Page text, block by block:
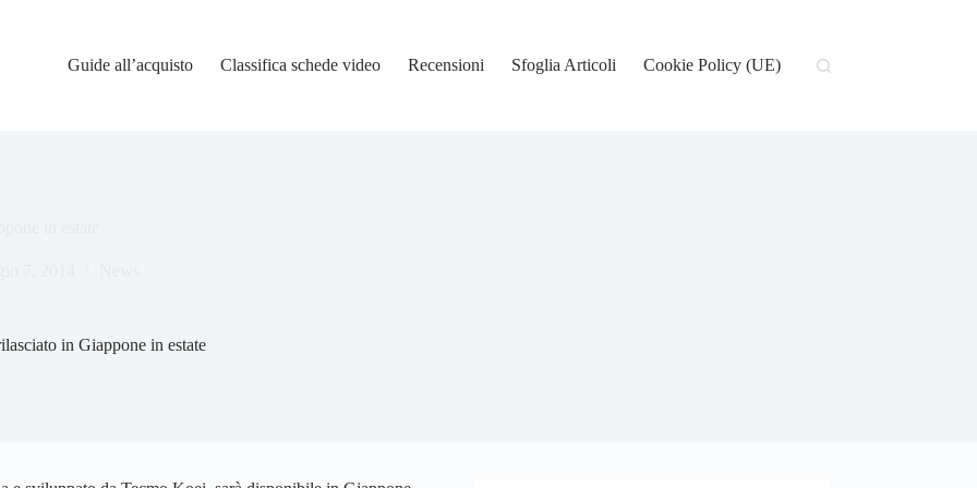
Guide all’acquisto
Classifica schede video Recensioni Sfoglia Articoli Cookie Policy (UE)
in Giappone in estate